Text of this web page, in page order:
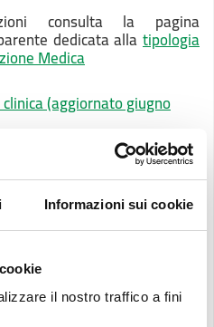
Informazioni sui cookie
il nostro traffico a fini
consulta la pagina
dedicata allatipologia
Medica
(aggiornato giugno
dei dati personali
di copia di
di accesso civico, di accesso
ex L. 241/90, di
sensi dell'art. 13 del
del 27.04.2016 – c.d.
23.09.2020 -
in data 7.10.2021) (65.34